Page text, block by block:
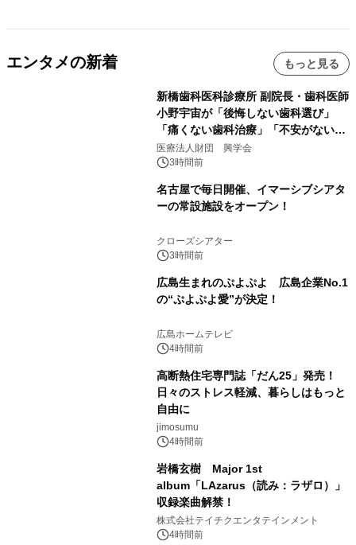
エンタメの新着 もっと見る
新橋歯科医科診療所 副院長・歯科医師
小野宇宙が「後悔しない歯科選び」
「痛くない歯科治療」「不安がない治
療計画」をテーマに専門監修
医療法人財団 興学会
3時間前
名古屋で毎日開催、イマーシブシアタ
ーの常設施設をオープン！
クローズシアター
3時間前
広島生まれのぷよぷよ 広島企業No.1
の“ぷよぷよ愛”が決定！
広島ホームテレビ
4時間前
高断熱住宅専門誌「だん25」発売！
日々のストレス軽減、暮らしはもっと
自由に
jimosumu
4時間前
岩橋玄樹 Major 1st
album「LAzarus（読み：ラザロ）」
収録楽曲解禁！
株式会社テイチクエンタテインメント
4時間前